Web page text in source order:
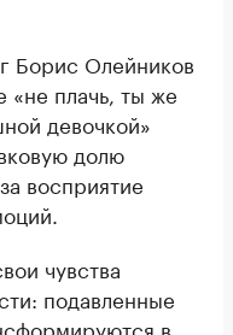
Борис Олейников
«не плачь, ты же
девочкой»
долю
восприятие
чувства
подавленные
в